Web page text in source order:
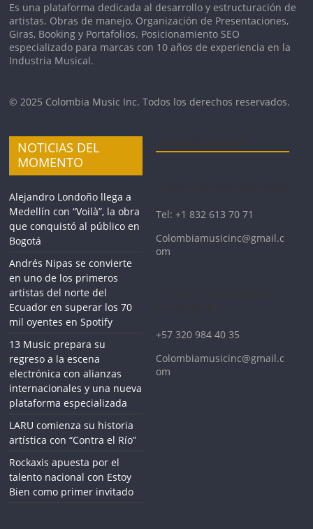
Es una plataforma dedicada al desarrollo y estructuración de
artistas. Obras de manejo, Organización de Presentaciones,
Giras, Booking y Portafolios. Posicionamiento SEO
especializado para marcas con 10 años de experiencia en la
Industria Musical.
© 2025 Colombia Music Inc. Todos los derechos reservados.
NOTICIAS DEL
MOMENTO
Alejandro Londoño llega a
Medellín con “Voilà”, la obra
que conquistó al público en
Bogotá
Andrés Nipas se convierte
en uno de los primeros
artistas del norte del
Ecuador en superar los 70
mil oyentes en Spotify
13 Music prepara su
regreso a la escena
electrónica con alianzas
internacionales y una nueva
plataforma especializada
LARU comienza su historia
artística con “Contra el Río”
Rockaxis apuesta por el
talento nacional con Estoy
Bien como primer invitado
Tel: +1 832 613 70 71
Colombiamusicinc@gmail.c
om
+57 320 984 40 35
Colombiamusicinc@gmail.c
om